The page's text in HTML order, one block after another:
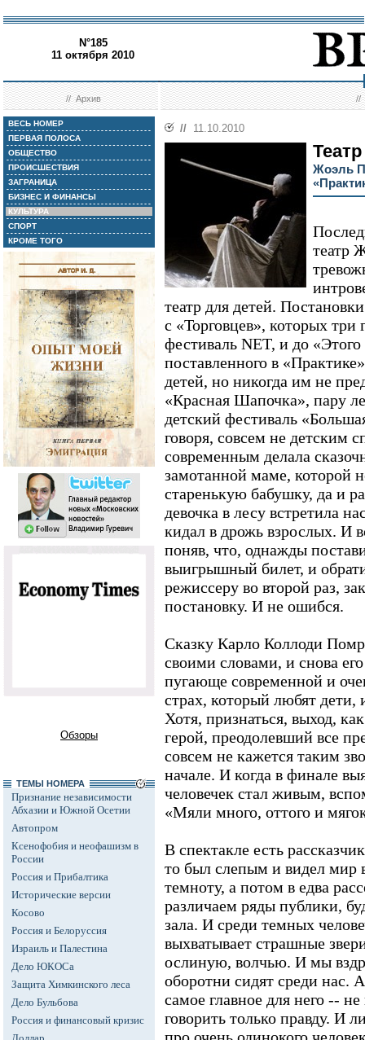
N°185
11 октября 2010
//Архив //
ВЕСЬ НОМЕР
ПЕРВАЯ ПОЛОСА
ОБЩЕСТВО
ПРОИСШЕСТВИЯ
ЗАГРАНИЦА
БИЗНЕС И ФИНАНСЫ
КУЛЬТУРА
СПОРТ
КРОМЕ ТОГО
Обзоры
ТЕМЫ НОМЕРА
Признание независимости
Абхазии и Южной Осетии
Автопром
Ксенофобия и неофашизм в
России
Россия и Прибалтика
Исторические версии
Косово
Россия и Белоруссия
Израиль и Палестина
Дело ЮКОСа
Защита Химкинского леса
Дело Бульбова
Россия и финансовый кризис
// 11.10.2010
Жоэль
театр
театр для детей.
с «Торговцев», которых три
фестиваль NET, и до
поставленного в
детей, но никогда им не
«Красная Шапочка», пару
детский фестиваль
говоря, совсем не детским
современным делала
замотанной маме, которой
старенькую бабушку, да и
девочка в лесу встретила
кидал в дрожь взрослых. И
поняв, что, однажды
выигрышный билет, и
режиссеру во второй раз,
постановку. И не ошибся.
Сказку Карло Коллоди
своими словами, и снова
пугающе современной и
страх, который любят дети,
Хотя, признаться, выход,
герой, преодолевший все
совсем не кажется таким
начале. И когда в финале
человечек стал живым,
«Мяли много, оттого и
В спектакле есть
то был слепым и видел мир
темноту, а потом в едва
различаем ряды публики,
зала. И среди темных
выхватывает страшные
ослиную, волчью. И мы
оборотни сидят среди нас.
самое главное для него --
говорить только правду. И